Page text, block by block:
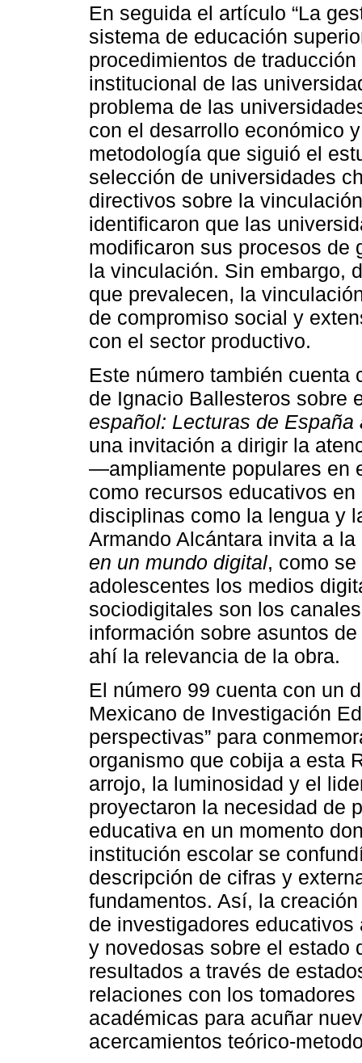
En seguida el artículo “La
sistema de educación
procedimientos de
institucional de las
problema de las
con el desarrollo económico
metodología que siguió el
selección de universidades
directivos sobre la
identificaron que las
modificaron sus procesos de
la vinculación. Sin embargo,
que prevalecen, la
de compromiso social y
con el sector productivo.
Este número también cuenta
de Ignacio Ballesteros sobre
español: Lecturas de España
una invitación a dirigir la
―ampliamente populares en
como recursos educativos
disciplinas como la lengua y
Armando Alcántara invita a
en un mundo digital, como
adolescentes los medios
sociodigitales son los
información sobre asuntos
ahí la relevancia de la obra.
El número 99 cuenta con un
Mexicano de Investigación
perspectivas” para
organismo que cobija a esta
arrojo, la luminosidad y el
proyectaron la necesidad de
educativa en un momento
institución escolar se
descripción de cifras y
fundamentos. Así, la
de investigadores
y novedosas sobre el estado
resultados a través de
relaciones con los
académicas para acuñar
acercamientos teórico-